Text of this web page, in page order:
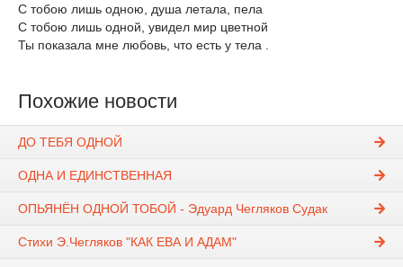
С тобою лишь одною, душа летала, пела
С тобою лишь одной, увидел мир цветной
Ты показала мне любовь, что есть у тела .
Похожие новости
ДО ТЕБЯ ОДНОЙ
ОДНА И ЕДИНСТВЕННАЯ
ОПЬЯНЁН ОДНОЙ ТОБОЙ - Эдуард Чегляков Судак
Стихи Э.Чегляков "КАК ЕВА И АДАМ"